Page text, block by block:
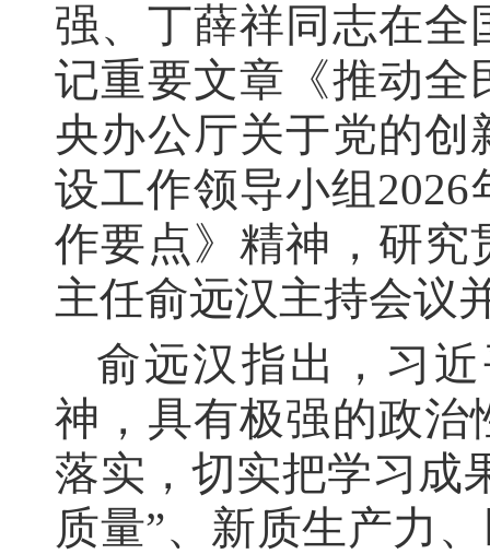
黄石市人民代表大会常务委员会公告
强、丁薛祥同志在
记重要文章《推动全
央办公厅关于党的
设工作领导小组
作要点》精神，研究
主任俞远汉主持会议
俞远汉指出，习
神，具有极强的政治
落实，切实把学习成
质量”、新质生产力